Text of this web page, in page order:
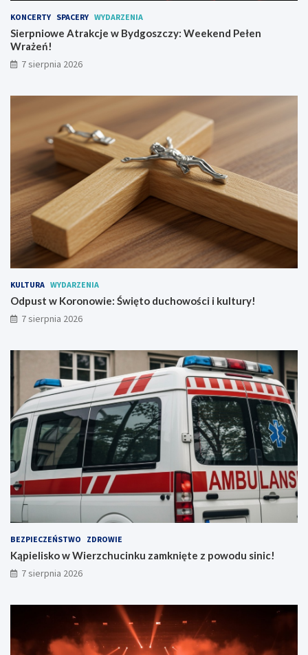
d
g
o
s
z
z
e
e
d
P
e
ł
e
n
W
r
a
t
o
d
u
c
o
c
k
l
t
u
r
y
!
KONCERTY SPACERY WYDARZENIA
Sierpniowe Atrakcje w Bydgoszczy: Weekend Pełen
Wrażeń!
7 sierpnia 2026
KULTURA WYDARZENIA
Odpust w Koronowie: Święto duchowości i kultury!
7 sierpnia 2026
BEZPIECZEŃSTWO ZDROWIE
Kąpielisko w Wierzchucinku zamknięte z powodu sinic!
7 sierpnia 2026